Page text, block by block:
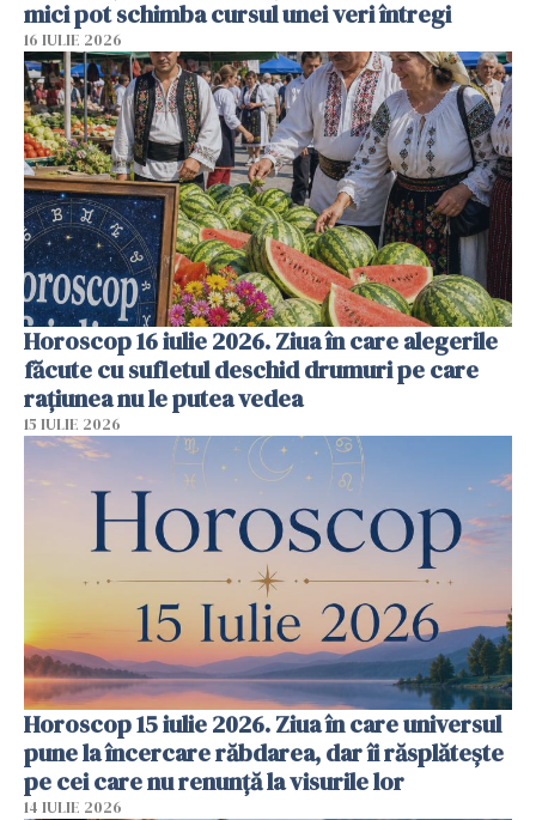
mici pot schimba cursul unei veri întregi
16 IULIE 2026
Horoscop 16 iulie 2026. Ziua în care alegerile
făcute cu sufletul deschid drumuri pe care
rațiunea nu le putea vedea
15 IULIE 2026
Horoscop 15 iulie 2026. Ziua în care universul
pune la încercare răbdarea, dar îi răsplătește
pe cei care nu renunță la visurile lor
14 IULIE 2026